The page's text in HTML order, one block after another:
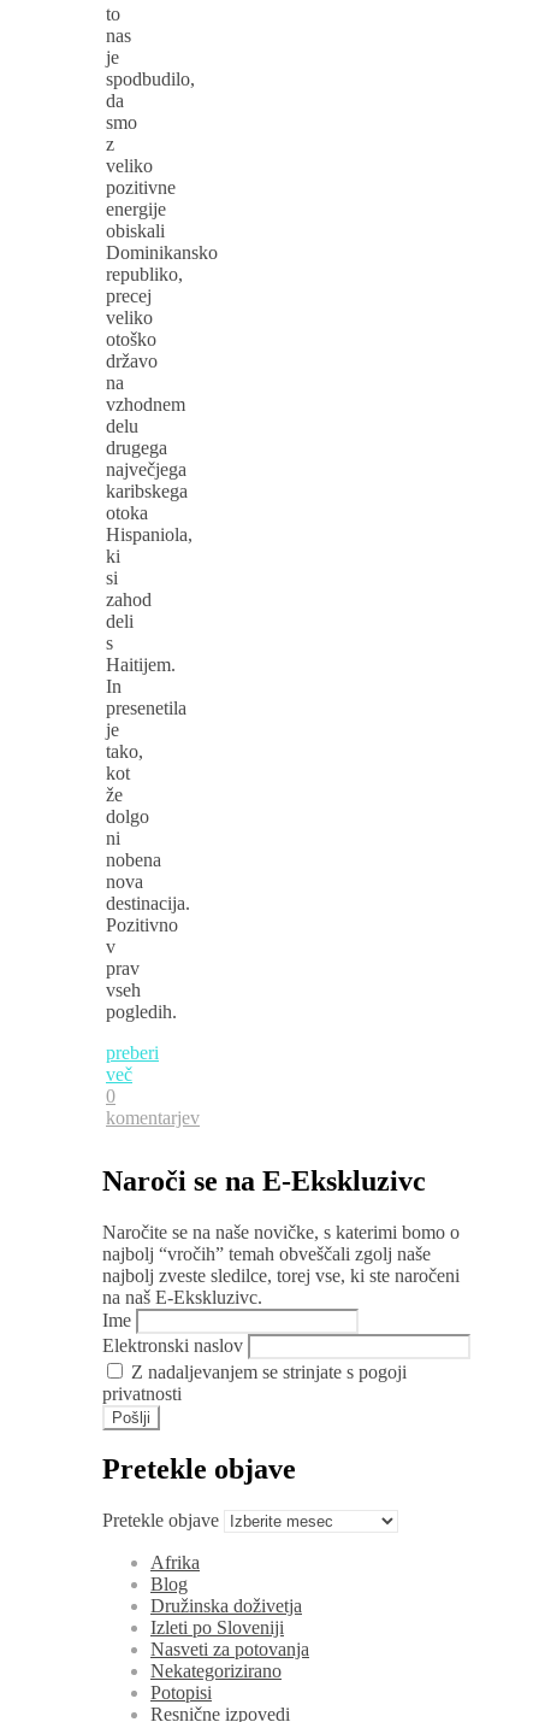
to
nas
je
spodbudilo,
da
smo
z
veliko
pozitivne
energije
obiskali
Dominikansko
republiko,
precej
veliko
otoško
državo
na
vzhodnem
delu
drugega
največjega
karibskega
otoka
Hispaniola,
ki
si
zahod
deli
s
Haitijem.
In
presenetila
je
tako,
kot
že
dolgo
ni
nobena
nova
destinacija.
Pozitivno
v
prav
vseh
pogledih.
preberi
več
0
komentarjev
Naroči se na E-Ekskluzivc
Naročite se na naše novičke, s katerimi bomo o
najbolj “vročih” temah obveščali zgolj naše
najbolj zveste sledilce, torej vse, ki ste naročeni
na naš E-Ekskluzivc.
Ime
Elektronski naslov
Z nadaljevanjem se strinjate s pogoji
privatnosti
Pretekle objave
Pretekle objave
Afrika
Blog
Družinska doživetja
Izleti po Sloveniji
Nasveti za potovanja
Nekategorizirano
Potopisi
Resnične izpovedi